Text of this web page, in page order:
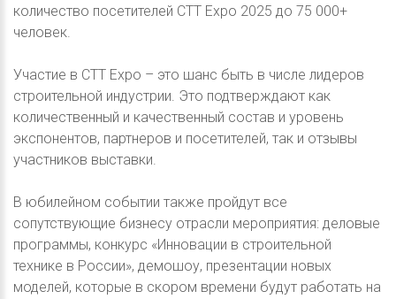
количество посетителей СТТ Expo 2025 до 75 000+
человек.
Участие в CTT Expo – это шанс быть в числе лидеров
строительной индустрии. Это подтверждают как
количественный и качественный состав и уровень
экспонентов, партнеров и посетителей, так и отзывы
участников выставки.
В юбилейном событии также пройдут все
сопутствующие бизнесу отрасли мероприятия: деловые
программы, конкурс «Инновации в строительной
технике в России», демошоу, презентации новых
моделей, которые в скором времени будут работать на